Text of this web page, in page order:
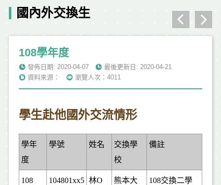
國內外交換生
108學年度
發佈日期: 2020-04-07
最後更新日: 2020-04-21
資料來源：
瀏覽人次：4011
學生赴他國外交流情形
學年
度
學號 姓名
交換學
校
備註
108 104801xx5 林O
熊本大
108交換二學